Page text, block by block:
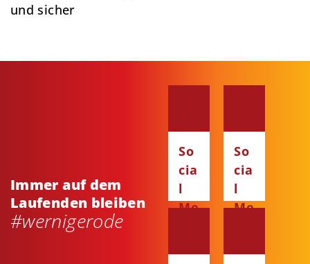
und sicher
Immer auf dem
Laufenden bleiben
#wernigerode
So
cia
l
Me
So
cia
l
Me